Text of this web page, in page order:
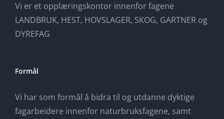
Vi er et opplæringskontor innenfor fagene
LANDBRUK, HEST, HOVSLAGER, SKOG, GARTNER og
DYREFAG
Formål
Vi har som formål å bidra til og utdanne dyktige
fagarbeidere innenfor naturbruksfagene, samt